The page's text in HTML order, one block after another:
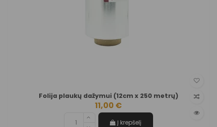
Folija plaukų dažymui (12cm x 250 metrų)
11,00 €
Į krepšelį